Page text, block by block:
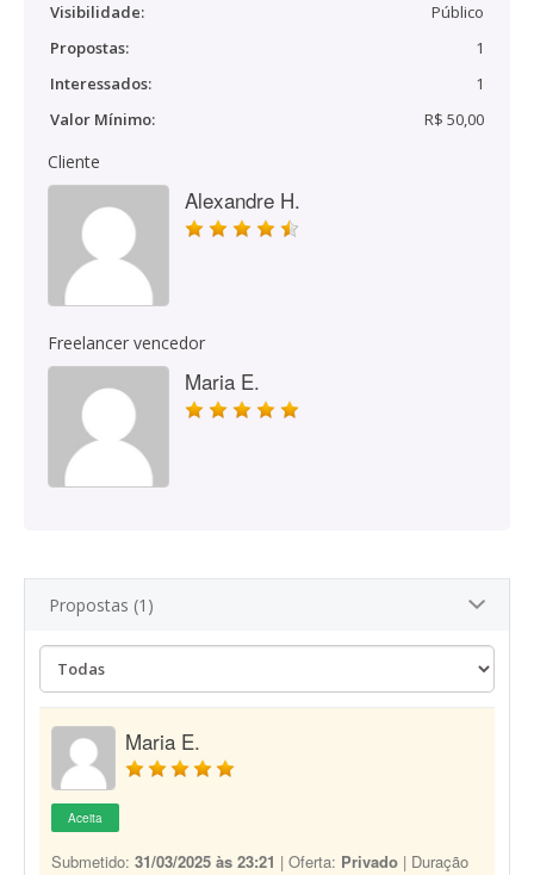
Visibilidade:
Público
Propostas:
1
Interessados:
1
Valor Mínimo:
R$ 50,00
Cliente
Alexandre H.
Freelancer vencedor
Maria E.
Propostas (1)
Maria E.
Aceita
Submetido: 31/03/2025 às 23:21 | Oferta: Privado | Duração